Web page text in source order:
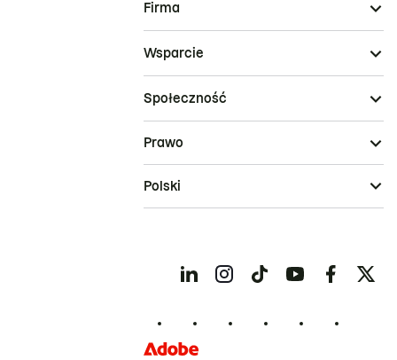
Firma
Wsparcie
Społeczność
Prawo
Polski